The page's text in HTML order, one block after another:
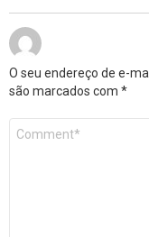
O seu endereço de e-
são marcados com *